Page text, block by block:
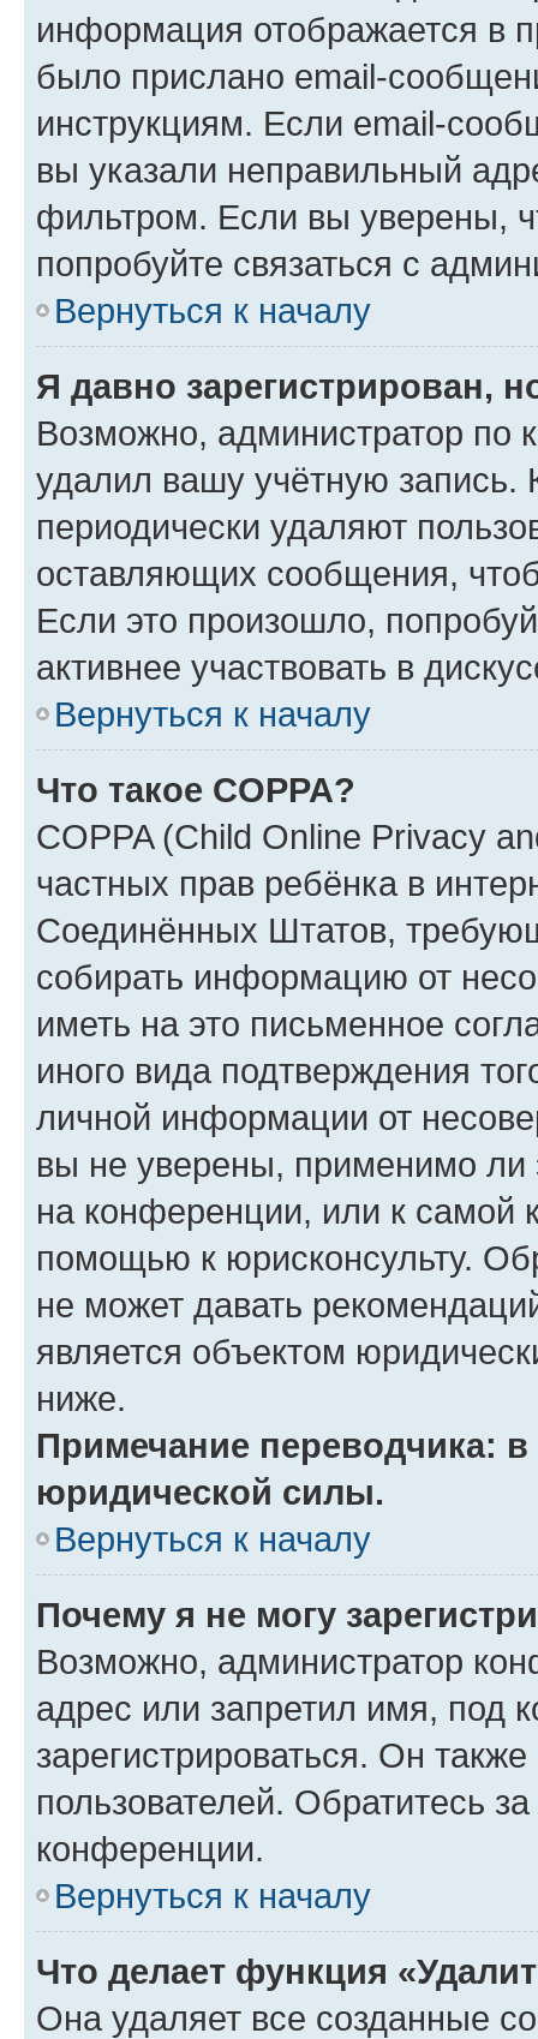
информация отображается в
было прислано email-
инструкциям. Если email-
вы указали неправильный
фильтром. Если вы уверены,
попробуйте связаться с
Вернуться к началу
Я давно зарегистрирован,
Возможно, администратор по
удалил вашу учётную запись.
периодически удаляют
оставляющих сообщения,
Если это произошло,
активнее участвовать в
Вернуться к началу
Что такое COPPA?
COPPA (Child Online Privacy
частных прав ребёнка в
Соединённых Штатов,
собирать информацию от
иметь на это письменное
иного вида подтверждения
личной информации от
вы не уверены, применимо ли
на конференции, или к самой
помощью к юрисконсульту.
не может давать
является объектом
ниже.
Примечание переводчика:
юридической силы.
Вернуться к началу
Почему я не могу
Возможно, администратор
адрес или запретил имя, под
зарегистрироваться. Он
пользователей. Обратитесь
конференции.
Вернуться к началу
Что делает функция
Она удаляет все созданные